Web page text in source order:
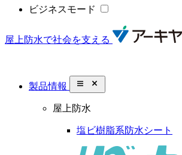
ビジネスモード
屋上防水で社会を支える
製品情報 close_small
屋上防水
塩ビ樹脂系防水シート